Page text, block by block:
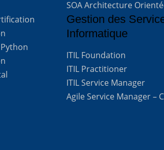
SOA Architecture
Gestion des
Informatique
ITIL Foundation
ITIL Practitioner
ITIL Service Manager
Agile Service Manager –